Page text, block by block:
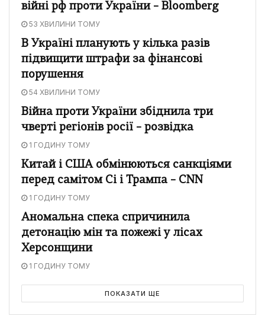
війні рф проти України – Bloomberg
53 ХВИЛИНИ ТОМУ
В Україні планують у кілька разів
підвищити штрафи за фінансові
порушення
54 ХВИЛИНИ ТОМУ
Війна проти України збіднила три
чверті регіонів росії – розвідка
1 ГОДИНУ ТОМУ
Китай і США обмінюються санкціями
перед самітом Сі і Трампа – CNN
1 ГОДИНУ ТОМУ
Аномальна спека спричинила
детонацію мін та пожежі у лісах
Херсонщини
1 ГОДИНУ ТОМУ
ПОКАЗАТИ ЩЕ